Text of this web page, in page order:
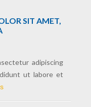
SIT AMET,
adipiscing
ut labore et